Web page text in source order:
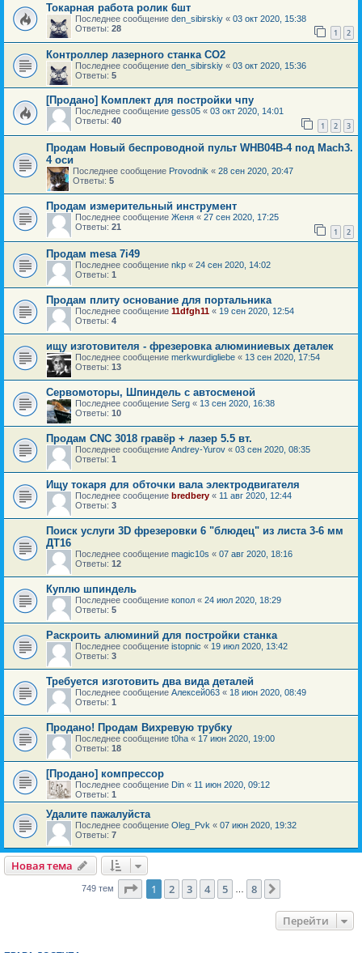
Токарная работа ролик 6шт
Последнее сообщение den_sibirskiy « 03 окт 2020, 15:38
Ответы: 28 1 2
Контроллер лазерного станка СО2
Последнее сообщение den_sibirskiy « 03 окт 2020, 15:36
Ответы: 5
[Продано] Комплект для постройки чпу
Последнее сообщение gess05 « 03 окт 2020, 14:01
Ответы: 40 1 2 3
Продам Новый беспроводной пульт WHB04B-4 под Mach3.
4 оси
Последнее сообщение Provodnik « 28 сен 2020, 20:47
Ответы: 5
Продам измерительный инструмент
Последнее сообщение Женя « 27 сен 2020, 17:25
Ответы: 21 1 2
Продам mesa 7i49
Последнее сообщение nkp « 24 сен 2020, 14:02
Ответы: 1
Продам плиту основание для портальника
Последнее сообщение 11dfgh11 « 19 сен 2020, 12:54
Ответы: 4
ищу изготовителя - фрезеровка алюминиевых деталек
Последнее сообщение merkwurdigliebe « 13 сен 2020, 17:54
Ответы: 13
Сервомоторы, Шпиндель с автосменой
Последнее сообщение Serg « 13 сен 2020, 16:38
Ответы: 10
Продам CNC 3018 гравёр + лазер 5.5 вт.
Последнее сообщение Andrey-Yurov « 03 сен 2020, 08:35
Ответы: 1
Ищу токаря для обточки вала электродвигателя
Последнее сообщение bredbery « 11 авг 2020, 12:44
Ответы: 3
Поиск услуги 3D фрезеровки 6 "блюдец" из листа 3-6 мм
ДТ16
Последнее сообщение magic10s « 07 авг 2020, 18:16
Ответы: 12
Куплю шпиндель
Последнее сообщение копол « 24 июл 2020, 18:29
Ответы: 5
Раскроить алюминий для постройки станка
Последнее сообщение istopnic « 19 июл 2020, 13:42
Ответы: 3
Требуется изготовить два вида деталей
Последнее сообщение Алексей063 « 18 июн 2020, 08:49
Ответы: 1
Продано! Продам Вихревую трубку
Последнее сообщение t0ha « 17 июн 2020, 19:00
Ответы: 18
[Продано] компрессор
Последнее сообщение Din « 11 июн 2020, 09:12
Ответы: 1
Удалите пажалуйста
Последнее сообщение Oleg_Pvk « 07 июн 2020, 19:32
Ответы: 7
Новая тема
749 тем Страница из
1 2 3 4 5 8
Перейти